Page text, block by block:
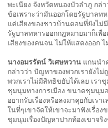
พะเนียง จังหวัดหนองบัวลำภู กล่
ข้อเพราะว่ามันออกโดยรัฐบาลท
แค่เสียงของชาวบ้านตอนที่ยังไม่
รัฐบาลทหารออกกฎหมายมาก็เพื่
เสียงของคนจน ไม่ให้แสดงออก ไ
นางอมรรัตน์ วิเศษหวาน แกนนำ
กล่าวว่า ปัญหาของพวกเรายังไ
พวกเราไม่มีสิทธิขยับได้เลย เรา
ชุมนุมทางการเมือง ขนาดชุมนุม
อยากรับเรื่องหรือลงมาคุยกับเร
ในที่ๆเขาจัดให้เขาจะมาฟังเรื่อง
ชุมนุมเรื่องปัญหาปากท้องเขาจริ